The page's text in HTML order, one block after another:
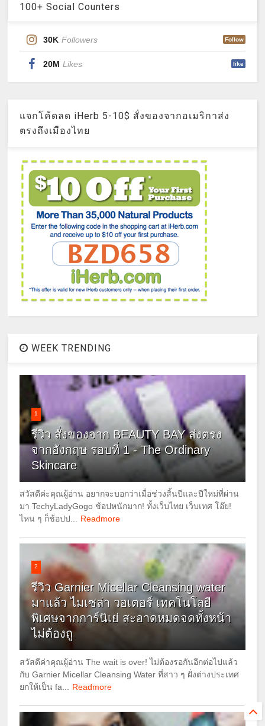
100+ Social Counters
30K Followers Follow
20M Likes like
แจกโค้ดลด iHerb 5-10$ สั่งของจากอเมริกาส่ง
ตรงถึงเมืองไทย
WEEK TRENDING
1
รีวิว สั่งของจาก BEAUTY BAY ส่งตรง
จากอังกฤษ รอบที่ 1 - The Ordinary
Skincare
สวัสดีค่ะคุณผู้อ่าน อยากจะบอกว่าเมื่อช่วงสิ้นปีและปีใหม่ที่ผ่าน
มา TechyLadyGogo ช้อปหนักมาก! ทั้งเว็บไทย เว็บเทศ โอ๊ย!
ไหน ๆ ก็ช้อปป...
Readmore
2
รีวิว Garnier Micellar Cleansing water
มาแล้ว ไมเซล่า วอเตอร์ เทคโนโลยี
พิเศษจากการ์นิเย่ สะอาดหมดจดทั้งหน้า
ไม่ต้องถู
สวัสดีค่าคุณผู้อ่าน The wait is over! ไม่ต้องรอกันอีกต่อไปแล้ว
กับ Garnier Micellar Cleansing Water ที่สาว ๆ ฝั่งต่างประเทศ
ยกให้เป็น fa...
Readmore